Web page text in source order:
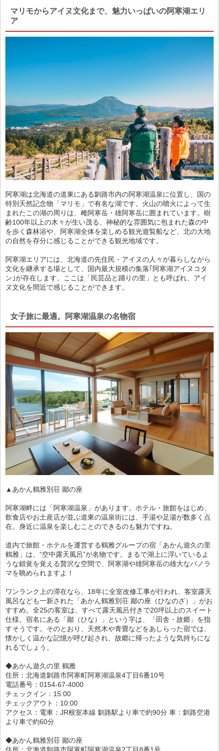
マリモからアイヌ文化まで、魅力いっぱいの阿寒湖エリ
ア
阿寒湖は北海道の道東にある釧路市内の阿寒湖温泉に位置し、国の
特別天然記念物「マリモ」で有名な湖です。火山の噴火によって生
まれたこの湖の周りは、雌阿寒岳・雄阿寒岳に囲まれています。樹
齢100年以上の木々が生い茂る、神秘的な雰囲気に包まれた森の中
を歩く森林浴や、阿寒湖全体を楽しめる観光遊覧船など、北の大地
の自然を存分に感じることができる観光地域です。
阿寒湖エリアには、北海道の先住民・アイヌの人々が暮らしながら
文化を継承する場として、国内最大規模の集落｢阿寒湖アイヌコタ
ン｣が存在します。ここは「民芸品と踊りの里」とも呼ばれ、アイ
ヌ文化を間近で感じることができます。
女子旅に最適。阿寒湖温泉の名物宿
▲あかん鶴雅別荘 鄙の座
阿寒湖畔には「阿寒湖温泉」があります。ホテル・旅館をはじめ、
飲食店やお土産店が並ぶ道東の温泉街には、手湯や足湯が数多く点
在。身近に温泉を楽しむことのできるのも魅力ですね。
道内で旅館・ホテルを運営する鶴雅グループの宿「あかん遊久の里
鶴雅」は、“空中露天風呂”が名物です。まるで湖上に浮いているよ
うな錯覚を覚える贅沢な空間で、阿寒湖や雄阿寒岳の雄大なパノラ
マを眺められますよ！
ワンランク上の滞在なら、18年に全室改修工事が行われ、客室露天
風呂なども一新された「あかん鶴雅別荘 鄙の座（ひなのざ）」がお
すすめ。全25の客室は、すべて露天風呂付きで20坪以上のスイート
仕様。宿名にある「鄙（ひな）」という字は、「田舎・故郷」を指
すそうです。そのとおり、天然木や青畳などをあしらった宿では、
懐かしく温かな記憶が呼び起され、故郷に帰ったような気持ちにな
れるでしょう。
◆あかん遊久の里 鶴雅
住所：北海道釧路市阿寒町阿寒湖温泉4丁目6番10号
電話番号：0154-67-4000
チェックイン：15:00
チェックアウト：10:00
アクセス：電車：JR根室本線 釧路駅より車で約90分 車：釧路空港
より車で約60分
◆あかん鶴雅別荘 鄙の座